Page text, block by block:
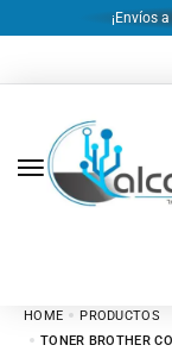
¡Envíos
HOME
PRODUCTOS
TONER BROTHER